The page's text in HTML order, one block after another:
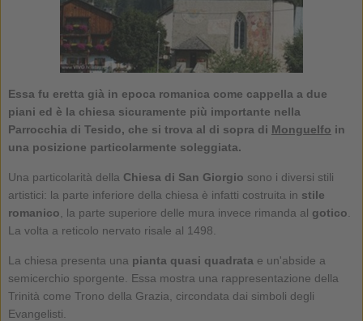
Essa fu eretta già in epoca romanica come cappella a due
piani ed è la chiesa sicuramente più importante nella
Parrocchia di Tesido, che si trova al di sopra di Monguelfo in
una posizione particolarmente soleggiata.
Una particolarità della Chiesa di San Giorgio sono i diversi stili
artistici: la parte inferiore della chiesa è infatti costruita in stile
romanico , la parte superiore delle mura invece rimanda al gotico
La volta a reticolo nervato risale al 1498.
La chiesa presenta una pianta quasi quadrata e un'abside a
semicerchio sporgente. Essa mostra una rappresentazione della
Trinità come Trono della Grazia, circondata dai simboli degli
Evangelisti.